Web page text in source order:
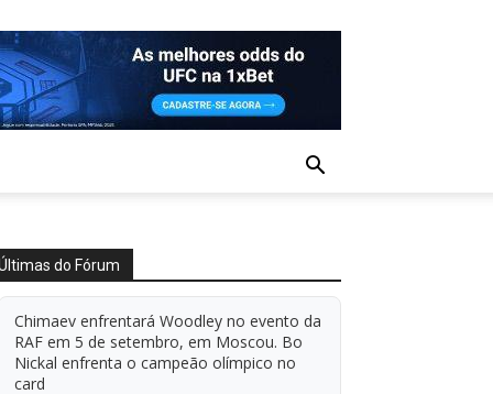
do Fórum
Chimaev enfrentará Woodley no evento da
RAF em 5 de setembro, em Moscou. Bo
Nickal enfrenta o campeão olímpico no
card